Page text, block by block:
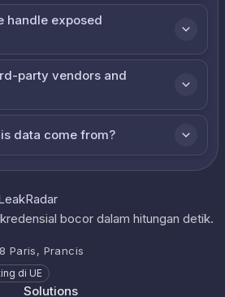
handle exposed
party vendors and
data come from?
bocor dalam hitungan detik.
Paris, Prancis
di UE
Solutions